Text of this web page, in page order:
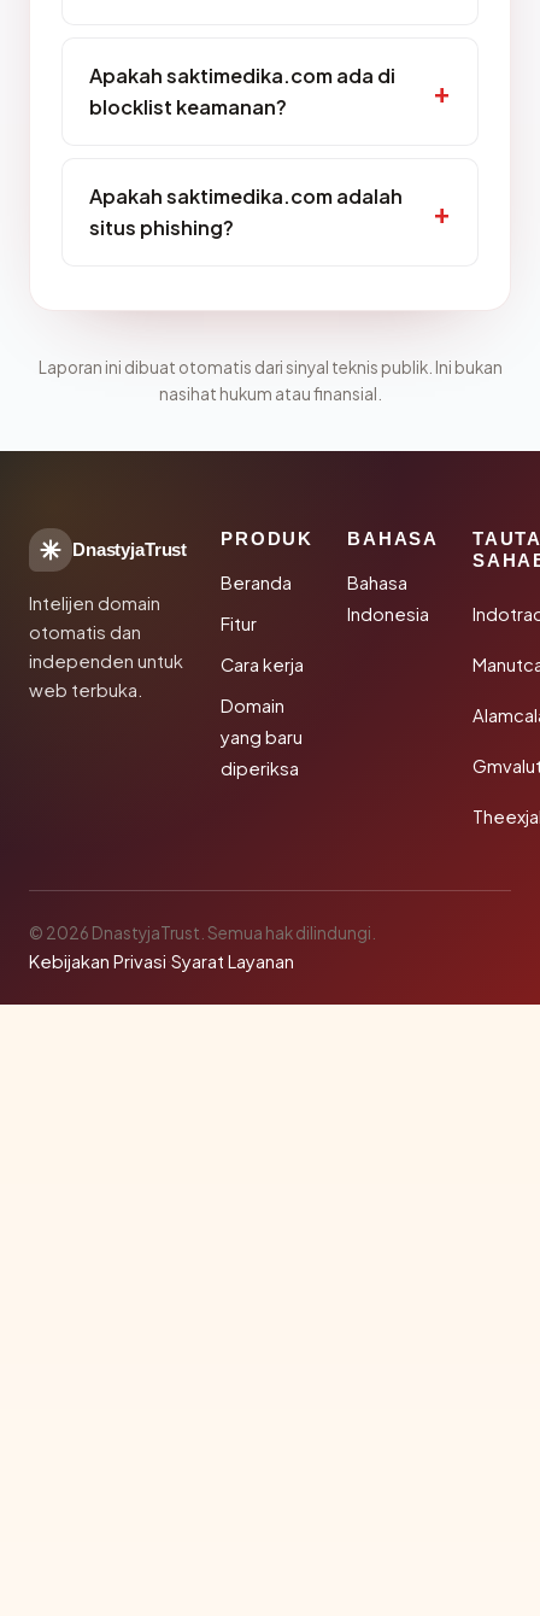
Apakah saktimedika.com ada di
blocklist keamanan?
Apakah saktimedika.com adalah
situs phishing?
Laporan ini dibuat otomatis dari sinyal teknis publik. Ini bukan
nasihat hukum atau finansial.
DnastyjaTrust
Intelijen domain
otomatis dan
independen untuk
web terbuka.
PRODUK
Beranda
Fitur
Cara kerja
Domain
yang baru
diperiksa
BAHASA
Bahasa
Indonesia
© 2026 DnastyjaTrust. Semua hak dilindungi.
Kebijakan Privasi·Syarat Layanan